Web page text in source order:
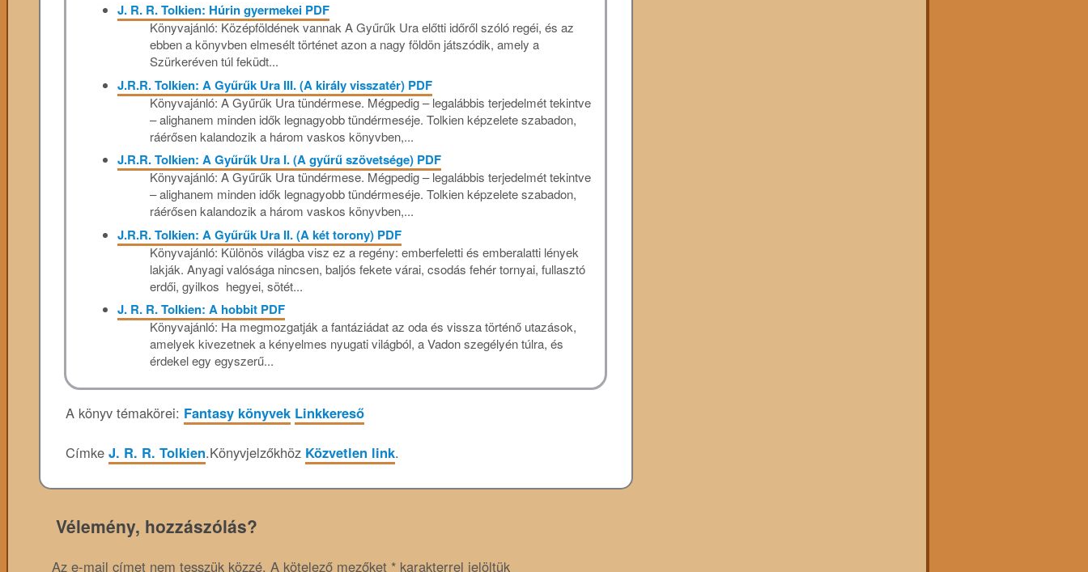
J. R. R. Tolkien: Húrin gyermekei PDF
Könyvajánló: Középföldének vannak A Gyűrűk Ura előtti időről szóló regéi, és az
ebben a könyvben elmesélt történet azon a nagy földön játszódik, amely a
Szürkeréven túl feküdt...
J.R.R. Tolkien: A Gyűrűk Ura III. (A király visszatér) PDF
Könyvajánló: A ​Gyűrűk Ura tündérmese. Mégpedig – legalábbis terjedelmét tekintve
– alighanem minden idők legnagyobb tündérmeséje. Tolkien képzelete szabadon,
ráérősen kalandozik a három vaskos könyvben,...
J.R.R. Tolkien: A Gyűrűk Ura I. (A gyűrű szövetsége) PDF
Könyvajánló: A Gyűrűk Ura tündérmese. Mégpedig – legalábbis terjedelmét tekintve
– alighanem minden idők legnagyobb tündérmeséje. Tolkien képzelete szabadon,
ráérősen kalandozik a három vaskos könyvben,...
J.R.R. Tolkien: A Gyűrűk Ura II. (A két torony) PDF
Könyvajánló: Különös világba visz ez a regény: emberfeletti és emberalatti lények
lakják. Anyagi valósága nincsen, baljós fekete várai, csodás fehér tornyai, fullasztó
erdői, gyilkos hegyei, sötét...
J. R. R. Tolkien: A hobbit PDF
Könyvajánló: Ha megmozgatják a fantáziádat az oda és vissza történő utazások,
amelyek kivezetnek a kényelmes nyugati világból, a Vadon szegélyén túlra, és
érdekel egy egyszerű...
A könyv témakörei: Fantasy könyvek Linkkereső
Címke J. R. R. Tolkien.Könyvjelzőkhöz Közvetlen link.
Vélemény, hozzászólás?
Az e-mail címet nem tesszük közzé. A kötelező mezőket * karakterrel jelöltük